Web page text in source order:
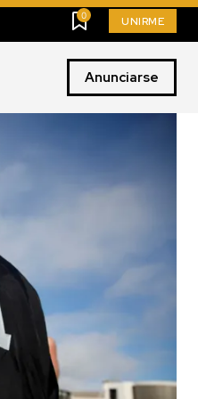
0 UNIRME
Anunciarse